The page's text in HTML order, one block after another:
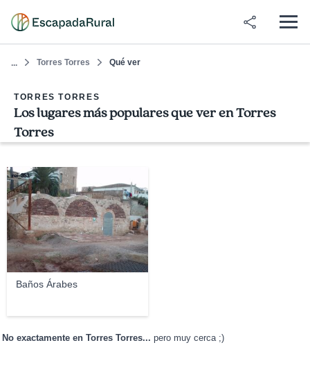
... Torres Torres Qué ver
TORRES TORRES
Los lugares más populares que ver en Torres
Torres
Baños Árabes
rei_353
No exactamente en Torres Torres... pero muy cerca ;)